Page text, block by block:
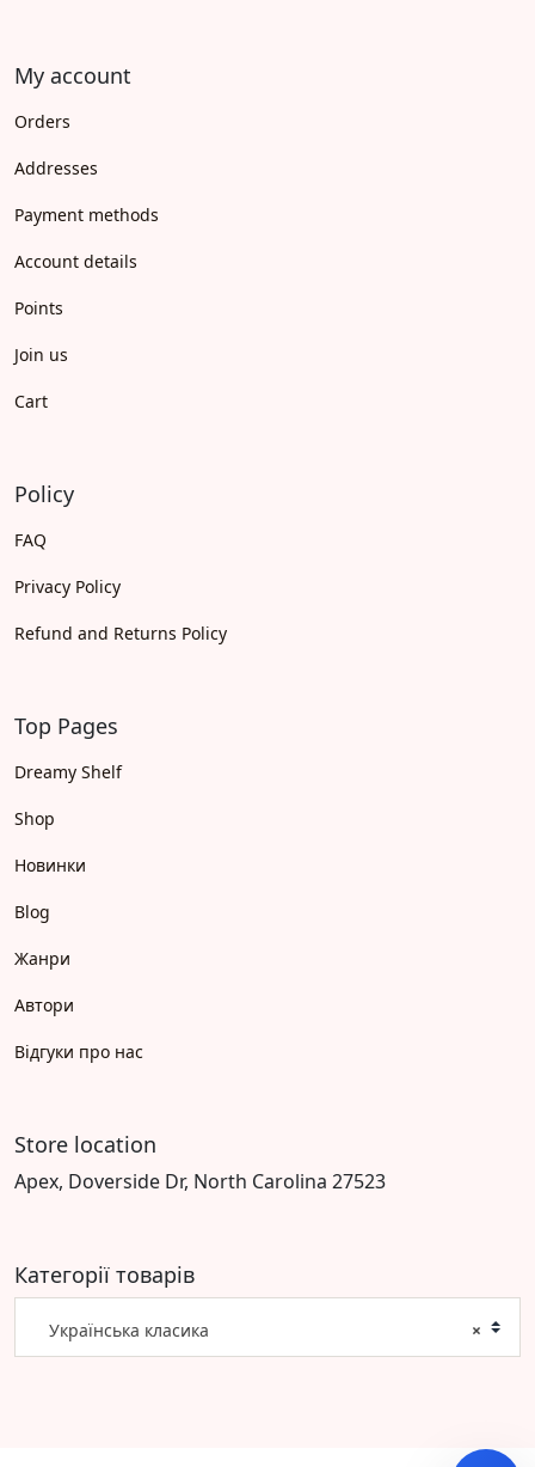
My account
Orders
Addresses
Payment methods
Account details
Points
Join us
Cart
Policy
FAQ
Privacy Policy
Refund and Returns Policy
Top Pages
Dreamy Shelf
Shop
Новинки
Blog
Жанри
Автори
Відгуки про нас
Store location
Apex, Doverside Dr, North Carolina 27523
Категорії товарів
×
Українська класика